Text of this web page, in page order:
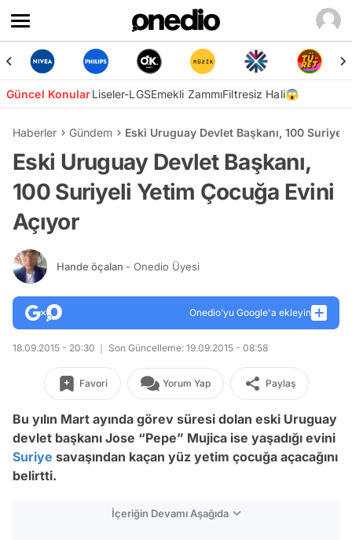
Güncel KonularLiseler-LGSEmekli ZammıFiltresiz Hali😱
Haberler Gündem Eski Uruguay Devlet Başkanı, 100
Eski Uruguay Devlet Başkanı,
100 Suriyeli Yetim Çocuğa Evini
Açıyor
Hande öçalan - Onedio Üyesi
Onedio’yu Google'a ekleyin
18.09.2015 - 20:30 Son Güncelleme: 19.09.2015 - 08:58
Favori Yorum Yap Paylaş
Bu yılın Mart ayında görev süresi dolan eski Uruguay
devlet başkanı Jose “Pepe” Mujica ise yaşadığı evini
Suriye savaşından kaçan yüz yetim çocuğa açacağını
belirtti.
İçeriğin Devamı Aşağıda